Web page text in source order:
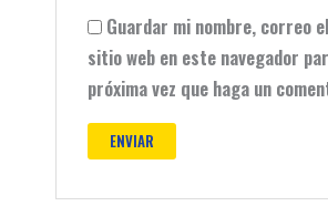
Guardar mi nombre, correo
sitio web en este navegador
próxima vez que haga un